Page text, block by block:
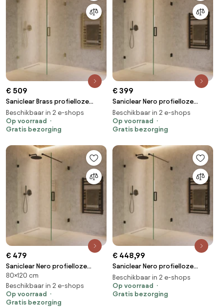
€ 509
Saniclear Brass profielloze
douchecabine 80x70cm met
70cm deur geborsteld messing
Beschikbaar in 2 e-shops
Op voorraad
Gratis bezorging
€ 399
Saniclear Nero profielloze
douchecabine 80x70cm met
70cm deur zwart mat
Beschikbaar in 2 e-shops
Op voorraad
Gratis bezorging
€ 479
Saniclear Nero profielloze
douchecabine 120x80cm met
80cm deur zwart mat
80×120 cm
Beschikbaar in 2 e-shops
Op voorraad
Gratis bezorging
€ 448,99
Saniclear Nero profielloze
douchecabine 80x90cm met
90cm deur zwart mat
Beschikbaar in 2 e-shops
Op voorraad
Gratis bezorging